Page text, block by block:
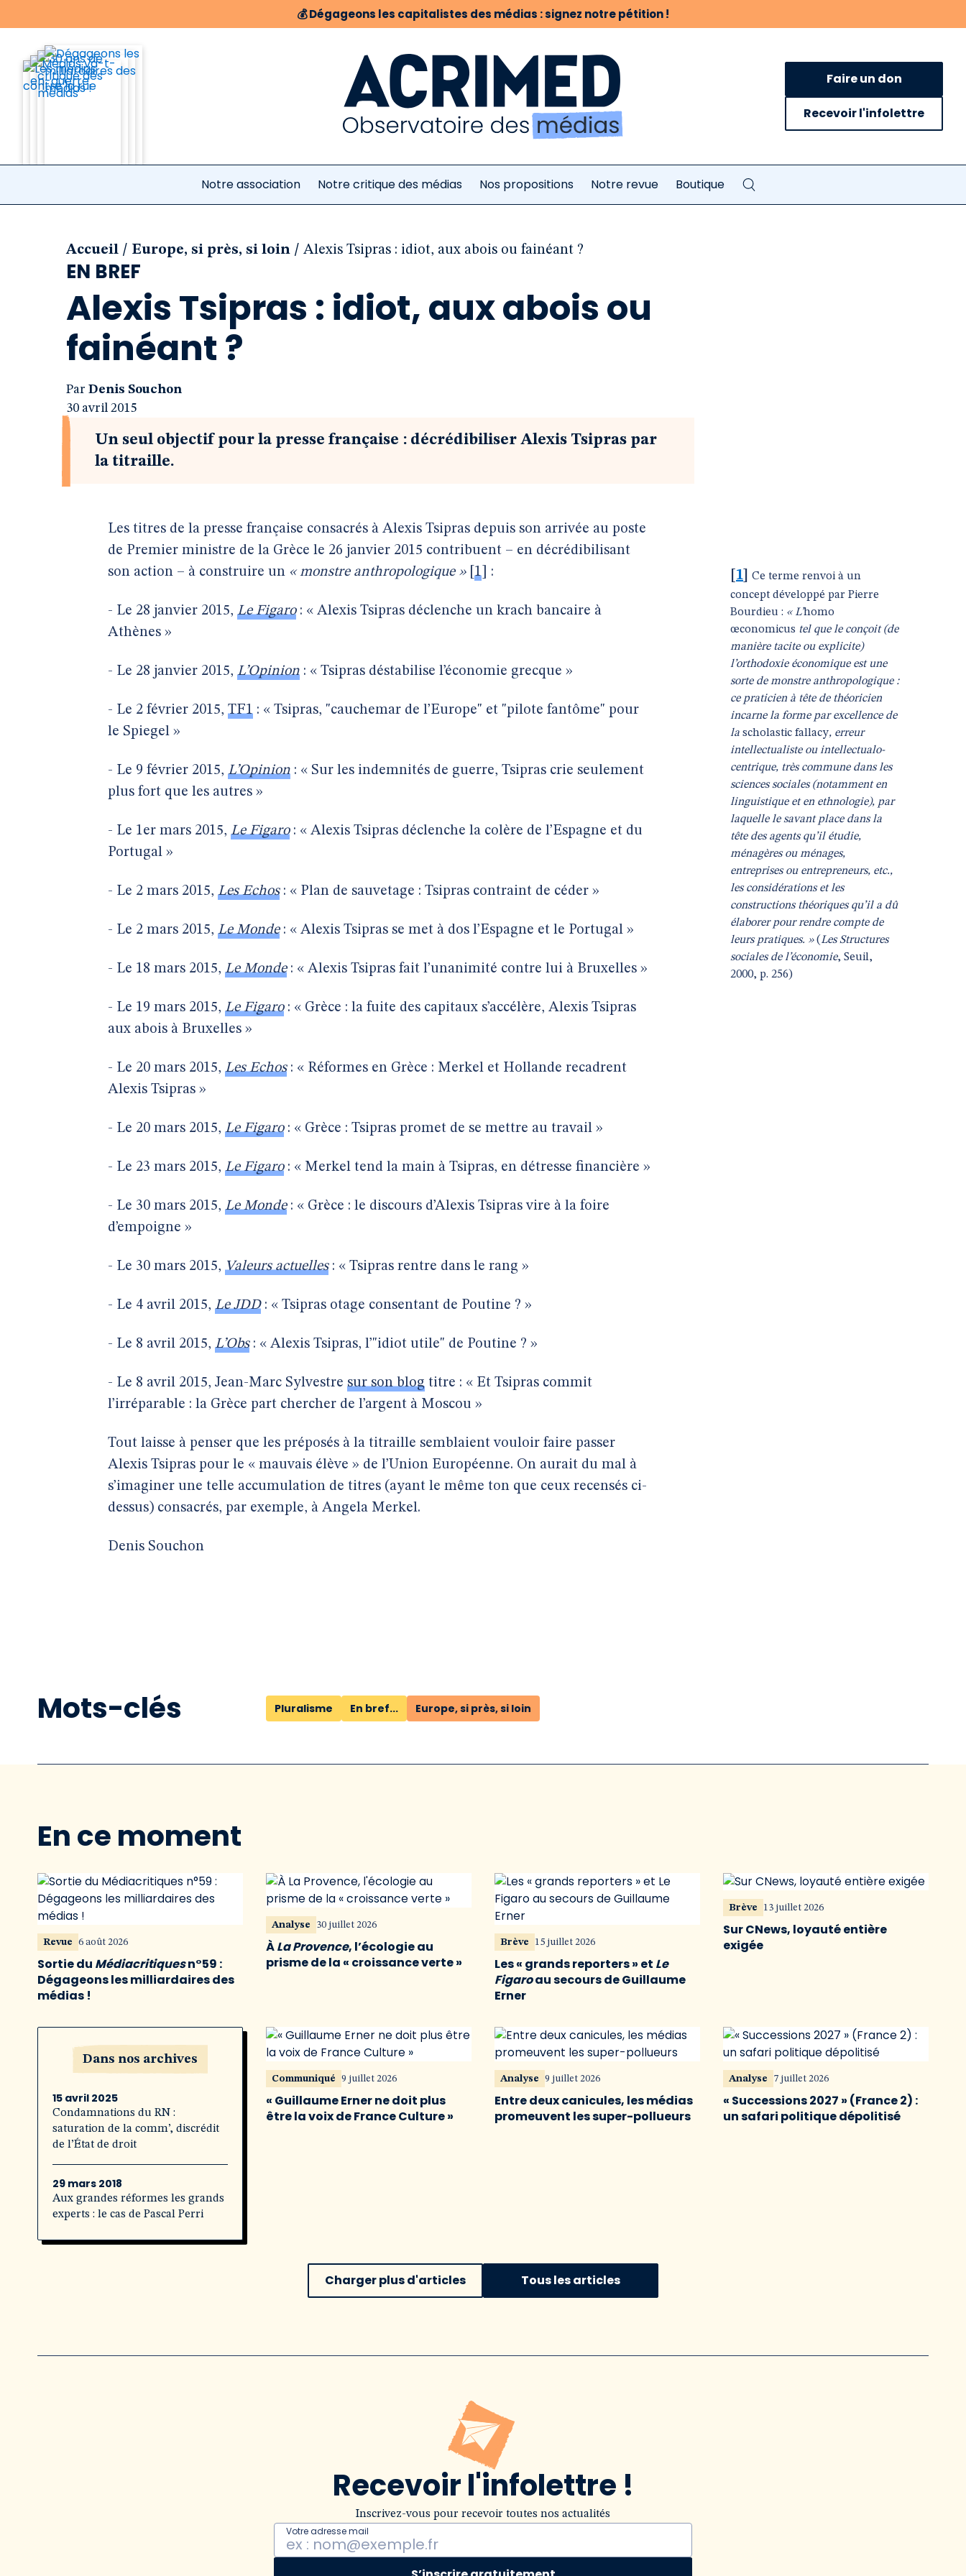
💰Dégageons les capitalistes des médias : signez notre pétition !
Faire un don
Recevoir l'infolettre
Notre association Notre critique des médias Nos propositions Notre revue Boutique
Accueil / Europe, si près, si loin / Alexis Tsipras : idiot, aux abois ou fainéant ?
EN BREF
Alexis Tsipras : idiot, aux abois ou
fainéant ?
Par Denis Souchon
30 avril 2015
Un seul objectif pour la presse française : décrédibiliser Alexis Tsipras par
la titraille.
Les titres de la presse française consacrés à Alexis Tsipras depuis son arrivée au poste
de Premier ministre de la Grèce le 26 janvier 2015 contribuent – en décrédibilisant
son action – à construire un « monstre anthropologique »[ 1 :
- Le 28 janvier 2015, Le Figaro: « Alexis Tsipras déclenche un krach bancaire à
Athènes »
- Le 28 janvier 2015, L’Opinion : « Tsipras déstabilise l’économie grecque »
- Le 2 février 2015, TF1 : « Tsipras, "cauchemar de l’Europe" et "pilote fantôme" pour
le Spiegel »
- Le 9 février 2015, L’Opinion : « Sur les indemnités de guerre, Tsipras crie seulement
plus fort que les autres »
- Le 1er mars 2015, Le Figaro: « Alexis Tsipras déclenche la colère de l’Espagne et du
Portugal »
- Le 2 mars 2015, Les Echos: « Plan de sauvetage : Tsipras contraint de céder »
- Le 2 mars 2015, Le Monde: « Alexis Tsipras se met à dos l’Espagne et le Portugal »
- Le 18 mars 2015, Le Monde: « Alexis Tsipras fait l’unanimité contre lui à Bruxelles »
- Le 19 mars 2015, Le Figaro: « Grèce : la fuite des capitaux s’accélère, Alexis Tsipras
aux abois à Bruxelles »
- Le 20 mars 2015, Les Echos: « Réformes en Grèce : Merkel et Hollande recadrent
Alexis Tsipras »
- Le 20 mars 2015, Le Figaro: « Grèce : Tsipras promet de se mettre au travail »
- Le 23 mars 2015, Le Figaro: « Merkel tend la main à Tsipras, en détresse financière »
- Le 30 mars 2015, Le Monde: « Grèce : le discours d’Alexis Tsipras vire à la foire
d’empoigne »
- Le 30 mars 2015, Valeurs actuelles: « Tsipras rentre dans le rang »
- Le 4 avril 2015, Le JDD: « Tsipras otage consentant de Poutine ? »
- Le 8 avril 2015, L’Obs: « Alexis Tsipras, l’"idiot utile" de Poutine ? »
- Le 8 avril 2015, Jean-Marc Sylvestre sur son blog titre : « Et Tsipras commit
l’irréparable : la Grèce part chercher de l’argent à Moscou »
Tout laisse à penser que les préposés à la titraille semblaient vouloir faire passer
Alexis Tsipras pour le « mauvais élève » de l’Union Européenne. On aurait du mal à
s’imaginer une telle accumulation de titres (ayant le même ton que ceux recensés ci-
dessus) consacrés, par exemple, à Angela Merkel.
Denis Souchon
1
Ce terme renvoi à un
concept développé par Pierre
Bourdieu : « L’homo
œconomicus tel que le conçoit (de
manière tacite ou explicite)
l’orthodoxie économique est une
sorte de monstre anthropologique :
ce praticien à tête de théoricien
incarne la forme par excellence de
la scholastic fallacy, erreur
intellectualiste ou intellectualo-
centrique, très commune dans les
sciences sociales (notamment en
linguistique et en ethnologie), par
laquelle le savant place dans la
tête des agents qu’il étudie,
ménagères ou ménages,
entreprises ou entrepreneurs, etc.,
les considérations et les
constructions théoriques qu’il a dû
élaborer pour rendre compte de
leurs pratiques. »(Les Structures
sociales de l’économie, Seuil,
2000, p. 256)
Mots-clés Pluralisme En bref... Europe, si près, si loin
En ce moment
Revue 6 août 2026
Sortie du Médiacritiquesn°59 :
Dégageons les milliardaires des
médias !
Analyse 30 juillet 2026
ÀLa Provence, l’écologie au
prisme de la « croissance verte »
Brève 15 juillet 2026
Les « grands reporters » et Le
Figaroau secours de Guillaume
Erner
Brève 13 juillet 2026
Sur CNews, loyauté entière
exigée
Dans nos archives
15 avril 2025
Condamnations du RN :
saturation de la comm’, discrédit
de l’État de droit
29 mars 2018
Aux grandes réformes les grands
experts : le cas de Pascal Perri
Communiqué 9 juillet 2026
« Guillaume Erner ne doit plus
être la voix de France Culture »
Analyse 9 juillet 2026
Entre deux canicules, les médias
promeuvent les super-pollueurs
Analyse 7 juillet 2026
« Successions 2027 » (France 2) :
un safari politique dépolitisé
Charger plus d'articles Tous les articles
Recevoir l'infolettre !
Inscrivez-vous pour recevoir toutes nos actualités
Votre adresse mail